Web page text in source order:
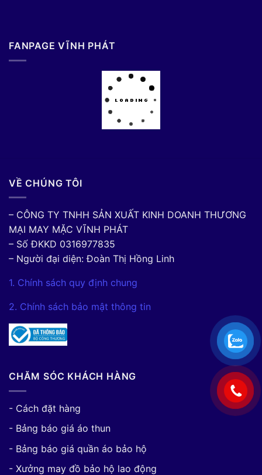
FANPAGE VĨNH PHÁT
VỀ CHÚNG TÔI
– CÔNG TY TNHH SẢN XUẤT KINH DOANH THƯƠNG
MẠI MAY MẶC VĨNH PHÁT
– Số ĐKKD 0316977835
– Người đại diện: Đoàn Thị Hồng Linh
1. Chính sách quy định chung
2. Chính sách bảo mật thông tin
CHĂM SÓC KHÁCH HÀNG
- Cách đặt hàng
- Bảng báo giá áo thun
- Bảng báo giá quần áo bảo hộ
- Xưởng may đồ bảo hộ lao động